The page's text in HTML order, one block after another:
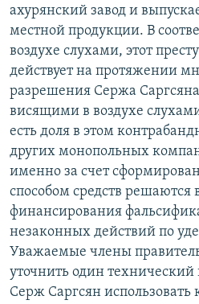
ахурянский завод и
местной продукции. В
воздухе слухами, этот
действует на протяжении
разрешения Сержа
висящими в воздухе
есть доля в этом
других монопольных
именно за счет
способом средств решаются
финансирования
незаконных действий по
Уважаемые члены
уточнить один технический
Серж Саргсян